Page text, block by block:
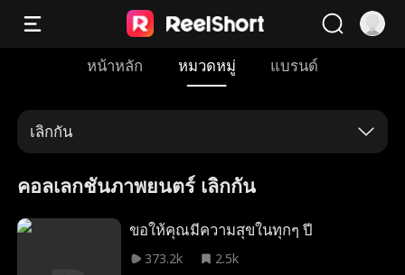
หน้าหลัก หมวดหมู่ แบรนด์
เลิกกัน
คอลเลกชันภาพยนตร์ เลิกกัน
ขอให้คุณมีความสุขในทุกๆ ปี
373.2k
2.5k